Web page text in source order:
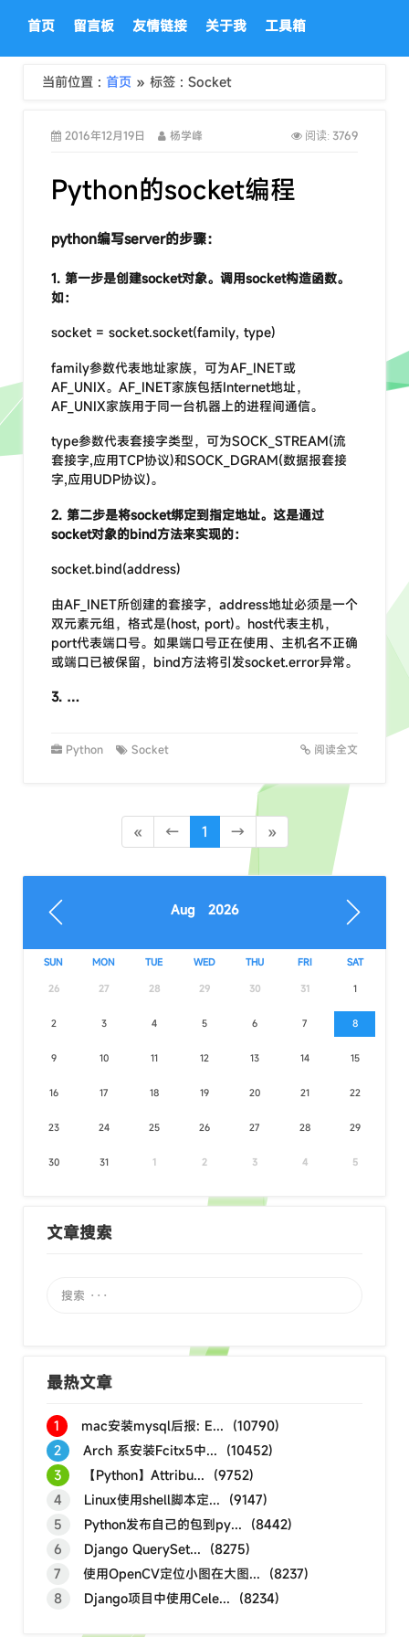
首页 留言板 友情链接 关于我 工具箱
当前位置 : 首页 » 标签 : Socket
2016年12月19日 杨学峰 阅读: 3769
Python的socket编程
python编写server的步骤：
1. 第一步是创建socket对象。调用socket构造函数。
如：
socket = socket.socket(family, type)
family参数代表地址家族，可为AF_INET或
AF_UNIX。AF_INET家族包括Internet地址，
AF_UNIX家族用于同一台机器上的进程间通信。
type参数代表套接字类型，可为SOCK_STREAM(流
套接字,应用TCP协议)和SOCK_DGRAM(数据报套接
字,应用UDP协议)。
2. 第二步是将socket绑定到指定地址。这是通过
socket对象的bind方法来实现的：
socket.bind(address)
由AF_INET所创建的套接字，address地址必须是一个
双元素元组，格式是(host, port)。host代表主机，
port代表端口号。如果端口号正在使用、主机名不正确
或端口已被保留，bind方法将引发socket.error异常。
3. …
Python Socket 阅读全文
« ← 1 → »
Aug 2026
SUN MON TUE WED THU FRI SAT
26 27 28 29 30 31 1
2 3 4 5 6 7 8
9 10 11 12 13 14 15
16 17 18 19 20 21 22
23 24 25 26 27 28 29
30 31 1 2 3 4 5
文章搜索
最热文章
1
mac安装mysql后报: E... (10790)
2
Arch 系安装Fcitx5中... (10452)
3
【Python】Attribu... (9752)
4
Linux使用shell脚本定... (9147)
5
Python发布自己的包到py... (8442)
6
Django QuerySet... (8275)
7
使用OpenCV定位小图在大图... (8237)
8
Django项目中使用Cele... (8234)